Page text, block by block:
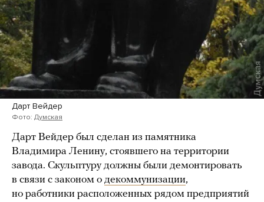
Дарт Вейдер
Фото: Думская
Дарт Вейдер был сделан из памятника
Владимира Ленину, стоявшего на территории
завода. Скульптуру должны были демонтировать
в связи с законом о декоммунизации,
но работники расположенных рядом предприятий